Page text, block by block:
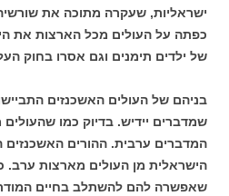
ישראליות, שעקרה מתוכה את
כפתה על העולים מכל הארצות את
של ילדים תימנים וגם אסרו בחוק
בניהם של העולים האשכנזים
שמדברים יידיש. בדיוק כמו שהעולים
המדברים ערבית. ההורים
הישראלית מן העולים מארצות ערב.
שאפשרה להם להשתלב בחיים